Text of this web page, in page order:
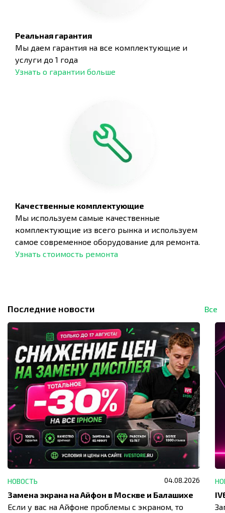
Реальная гарантия
Мы даем гарантия на все комплектующие и
услуги до 1 года
Узнать о гарантии больше
Качественные комплектующие
Мы используем самые качественные
комплектующие из всего рынка и используем
самое современное оборудование для ремонта.
Узнать стоимость ремонта
Последние новости Все
НОВОСТЬ 04.08.2026
Замена экрана на Айфон в Москве и Балашихе
Если у вас на Айфоне проблемы с экраном, то